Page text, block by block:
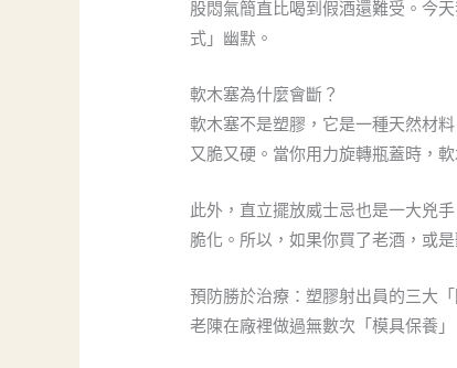
股悶氣簡直比喝到假酒還難受。今
式」幽默。
軟木塞為什麼會斷？
軟木塞不是塑膠，它是一種天然材
又脆又硬。當你用力旋轉瓶蓋時，
此外，直立擺放威士忌也是一大兇
脆化。所以，如果你買了老酒，或
預防勝於治療：塑膠射出員的三大
老陳在廠裡做過無數次「模具保養